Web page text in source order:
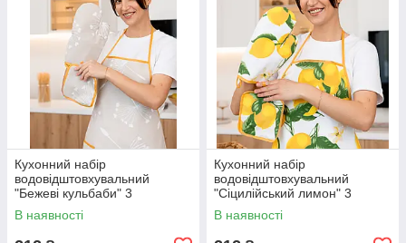
Кухонний набір
водовідштовхувальний
"Бежеві кульбаби" 3
предмети
В наявності
Кухонний набір
водовідштовхувальний
"Сіцилійський лимон" 3
предмети
В наявності